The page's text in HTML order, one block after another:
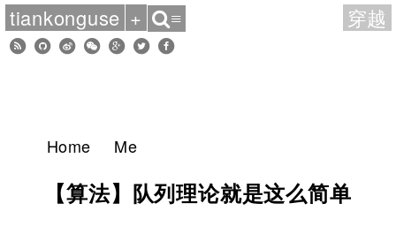
Home Me
【算法】队列理论就是这么简单
tiankonguse + ≡ 穿越